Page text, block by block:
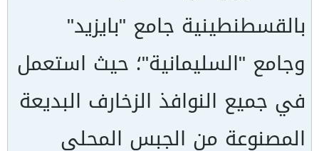
بالقسطنطينية جامع "بايزيد"
وجامع "السليمانية"؛ حيث استعمل
في جميع النوافذ الزخارف البديعة
المصنوعة من الجبس المحلى